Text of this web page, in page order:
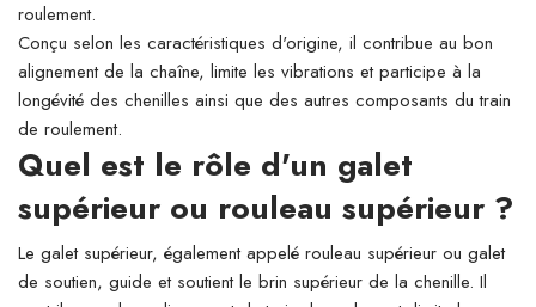
roulement.
Conçu selon les caractéristiques d'origine, il contribue au bon
alignement de la chaîne, limite les vibrations et participe à la
longévité des chenilles ainsi que des autres composants du train
de roulement.
Quel est le rôle d'un galet
supérieur ou rouleau supérieur ?
Le galet supérieur, également appelé rouleau supérieur ou galet
de soutien, guide et soutient le brin supérieur de la chenille. Il